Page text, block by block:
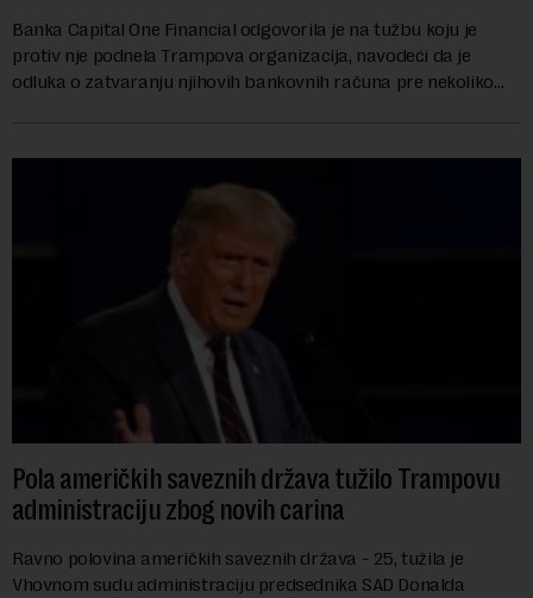
Banka Capital One Financial odgovorila je na tužbu koju je
protiv nje podnela Trampova organizacija, navodeći da je
odluka o zatvaranju njihovih bankovnih računa pre nekoliko
Pola američkih saveznih država tužilo Trampovu
administraciju zbog novih carina
Ravno polovina američkih saveznih država - 25, tužila je
Vhovnom sudu administraciju predsednika SAD Donalda